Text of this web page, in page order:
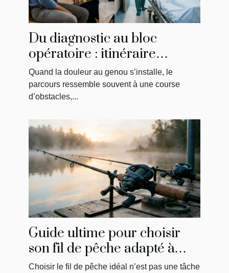
Du diagnostic au bloc
opératoire : itinéraire
singulier d’un patient
Quand la douleur au genou s’installe, le
parcours ressemble souvent à une course
d’obstacles,...
Guide ultime pour choisir
son fil de pêche adapté à
chaque technique
Choisir le fil de pêche idéal n’est pas une tâche